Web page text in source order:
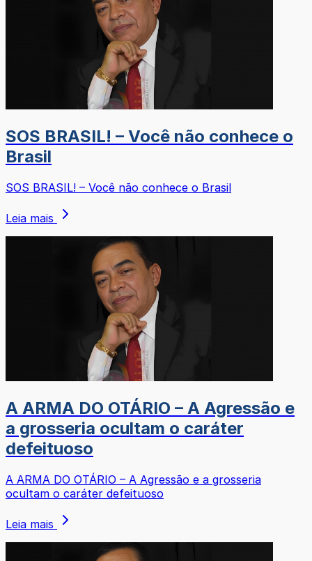
SOS BRASIL! – Você não conhece o
Brasil
SOS BRASIL! – Você não conhece o Brasil
Leia mais
A ARMA DO OTÁRIO – A Agressão e
a grosseria ocultam o caráter
defeituoso
A ARMA DO OTÁRIO – A Agressão e a grosseria
ocultam o caráter defeituoso
Leia mais